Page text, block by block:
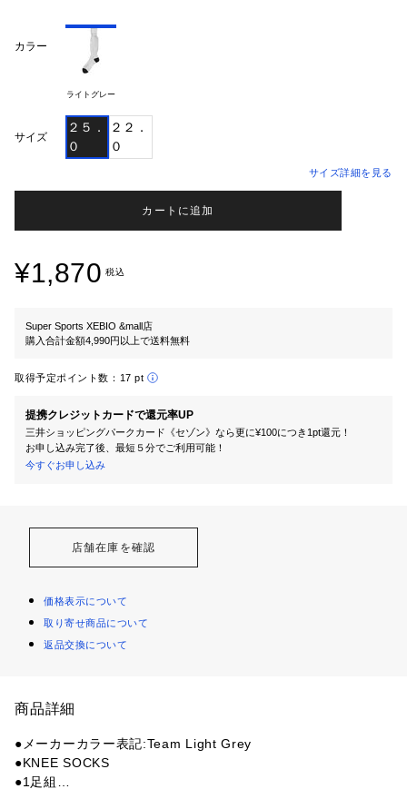
カラー
ライトグレー
サイズ
２５．
０
２２．
０
サイズ詳細を見る
カートに追加
¥1,870 税込
Super Sports XEBIO &mall店
購入合計金額4,990円以上で送料無料
取得予定ポイント数： 17 pt
提携クレジットカードで還元率UP
三井ショッピングパークカード《セゾン》なら更に¥100につき1pt還元！
お申し込み完了後、最短５分でご利用可能！
今すぐお申し込み
店舗在庫を確認
価格表示について
取り寄せ商品について
返品交換について
商品詳細
●メーカーカラー表記:Team Light Grey
●KNEE SOCKS
●1足組